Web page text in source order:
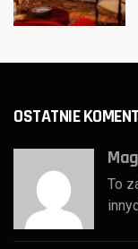
OSTATNIE
To